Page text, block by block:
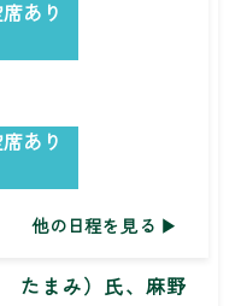
あり
あり
他の日程を見る
まみ）氏、麻野